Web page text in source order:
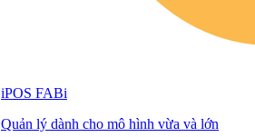
iPOS FABi
Quản lý dành cho mô hình vừa và lớn